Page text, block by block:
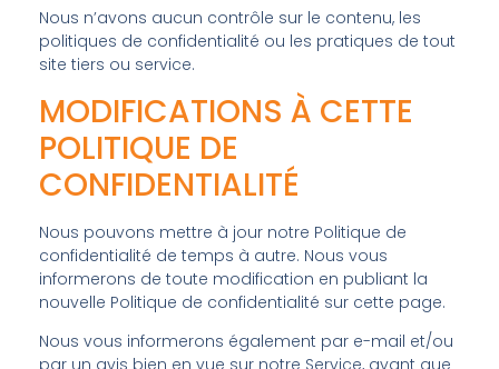
Nous n’avons aucun contrôle sur le contenu, les
politiques de confidentialité ou les pratiques de tout
site tiers ou service.
MODIFICATIONS À CETTE
POLITIQUE DE
CONFIDENTIALITÉ
Nous pouvons mettre à jour notre Politique de
confidentialité de temps à autre. Nous vous
informerons de toute modification en publiant la
nouvelle Politique de confidentialité sur cette page.
Nous vous informerons également par e-mail et/ou